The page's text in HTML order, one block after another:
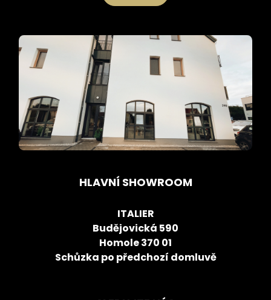
HLAVNÍ SHOWROOM
ITALIER
Budějovická 590
Homole 370 01
Schůzka po předchozí domluvě